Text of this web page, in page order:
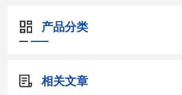
产品分类
相关文章